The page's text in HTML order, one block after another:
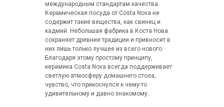
международным стандартам качества.
Керамическая посуда от Costa Nova не
содержит такие вещества, как свинец и
кадмий. Небольшая фабрика в Коста Нова
сохраняет древние традиции и привносит в
них лишь только лучшее из всего нового.
Благодаря этому простому принципу,
керамика Costa Nova всегда поддерживает
светлую атмосферу домашнего стола,
чувство, что прикоснулся к чему-то
удивительному и давно знакомому.